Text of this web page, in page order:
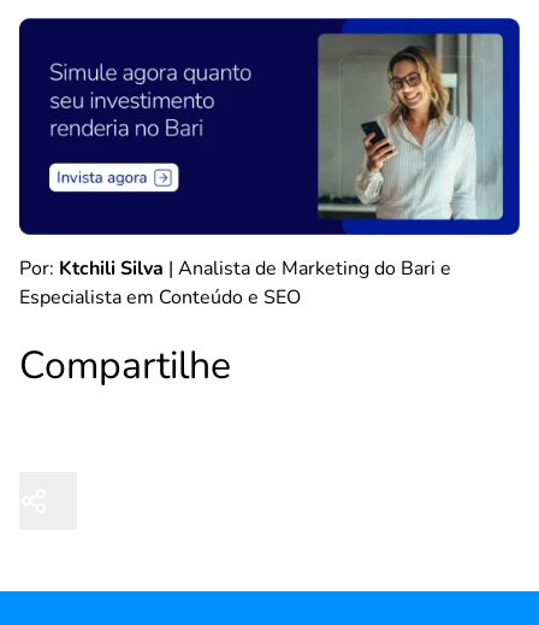
Por: Ktchili Silva | Analista de Marketing do Bari e
Especialista em Conteúdo e SEO
Compartilhe